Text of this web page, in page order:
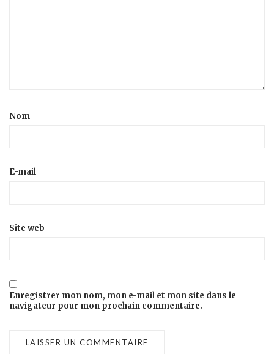
Nom
E-mail
Site web
Enregistrer mon nom, mon e-mail et mon site dans le
navigateur pour mon prochain commentaire.